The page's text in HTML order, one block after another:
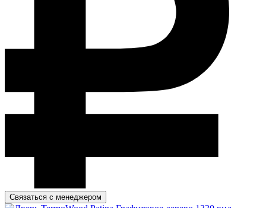
Связаться с менеджером